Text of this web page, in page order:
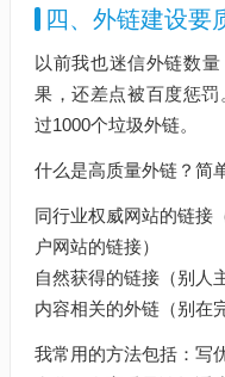
四、外链建设要
以前我也迷信外链数
果，还差点被百度惩
过1000个垃圾外链。
什么是高质量外链？简
同行业权威网站的链接
户网站的链接）
自然获得的链接（别人
内容相关的外链（别在
我常用的方法包括：写